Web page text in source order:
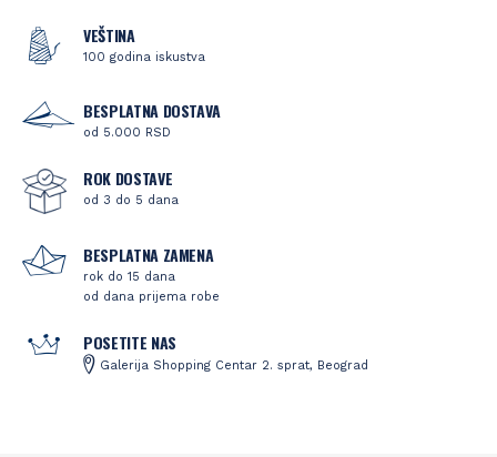
VEŠTINA
100 godina iskustva
BESPLATNA DOSTAVA
od 5.000 RSD
ROK DOSTAVE
od 3 do 5 dana
BESPLATNA ZAMENA
rok do 15 dana
od dana prijema robe
POSETITE NAS
Galerija Shopping Centar 2. sprat, Beograd